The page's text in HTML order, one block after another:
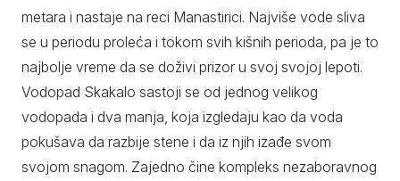
metara i nastaje na reci Manastirici. Najviše vode sliva
se u periodu proleća i tokom svih kišnih perioda, pa je to
najbolje vreme da se doživi prizor u svoj svojoj lepoti.
Vodopad Skakalo sastoji se od jednog velikog
vodopada i dva manja, koja izgledaju kao da voda
pokušava da razbije stene i da iz njih izađe svom
svojom snagom. Zajedno čine kompleks nezaboravnog